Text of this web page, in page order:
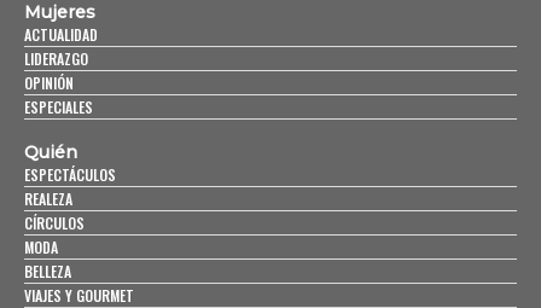
Mujeres
ACTUALIDAD
LIDERAZGO
OPINIÓN
ESPECIALES
Quién
ESPECTÁCULOS
REALEZA
CÍRCULOS
MODA
BELLEZA
VIAJES Y GOURMET